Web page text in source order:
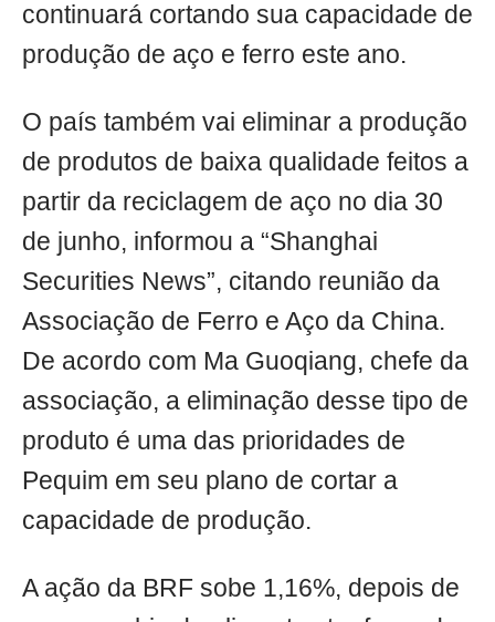
continuará cortando sua capacidade de
produção de aço e ferro este ano.
O país também vai eliminar a produção
de produtos de baixa qualidade feitos a
partir da reciclagem de aço no dia 30
de junho, informou a “Shanghai
Securities News”, citando reunião da
Associação de Ferro e Aço da China.
De acordo com Ma Guoqiang, chefe da
associação, a eliminação desse tipo de
produto é uma das prioridades de
Pequim em seu plano de cortar a
capacidade de produção.
A ação da BRF sobe 1,16%, depois de